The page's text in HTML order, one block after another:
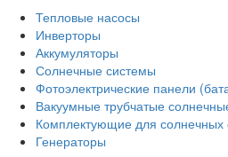
Тепловые насосы
Инверторы
Аккумуляторы
Солнечные системы
Фотоэлектрические панели
Вакуумные трубчатые
Комплектующие для солнечных
Генераторы